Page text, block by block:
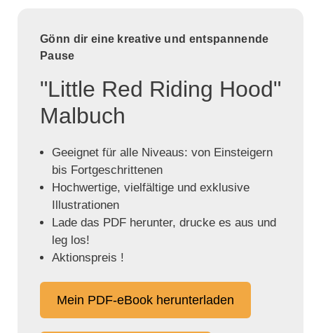
Gönn dir eine kreative und entspannende
Pause
"Little Red Riding Hood"
Malbuch
Geeignet für alle Niveaus: von Einsteigern
bis Fortgeschrittenen
Hochwertige, vielfältige und exklusive
Illustrationen
Lade das PDF herunter, drucke es aus und
leg los!
Aktionspreis !
Mein PDF-eBook herunterladen